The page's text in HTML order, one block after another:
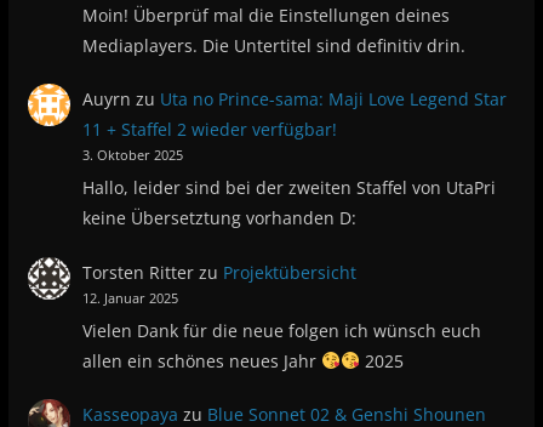
Moin! Überprüf mal die Einstellungen deines
Mediaplayers. Die Untertitel sind definitiv drin.
Auyrn zu Uta no Prince-sama: Maji Love Legend Star
11 + Staffel 2 wieder verfügbar!
3. Oktober 2025
Hallo, leider sind bei der zweiten Staffel von UtaPri
keine Übersetztung vorhanden D:
Torsten Ritter zu Projektübersicht
12. Januar 2025
Vielen Dank für die neue folgen ich wünsch euch
allen ein schönes neues Jahr
2025
Kasseopaya zu Blue Sonnet 02 & Genshi Shounen